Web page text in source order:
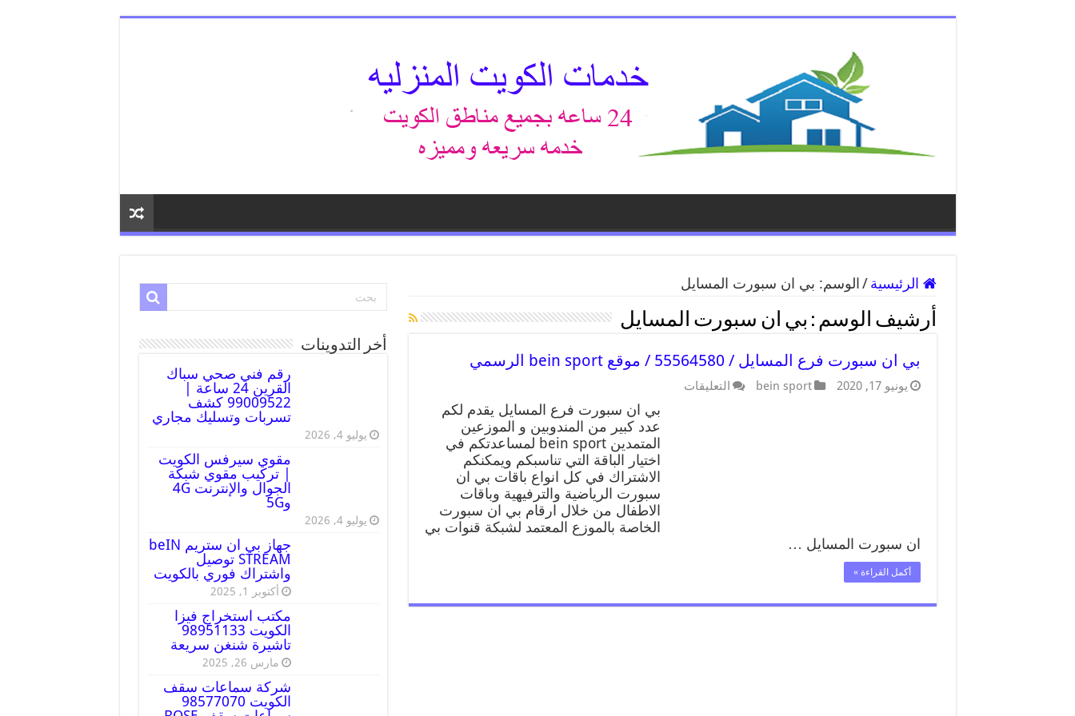
الرئيسية / الوسم: بي ان سبورت المسايل
أرشيف الوسم : بي ان سبورت المسايل
بي ان سبورت فرع المسايل / 55564580 / موقع bein sport الرسمي
يونيو 17, 2020 bein sport التعليقات
بي ان سبورت فرع المسايل يقدم لكم
عدد كبير من المندوبين و الموزعين
المتمدين bein sport لمساعدتكم في
اختيار الباقة التي تناسبكم ويمكنكم
الاشتراك في كل انواع باقات بي ان
سبورت الرياضية والترفيهية وباقات
الاطفال من خلال ارقام بي ان سبورت
الخاصة بالموزع المعتمد لشبكة قنوات بي
ان سبورت المسايل …
أكمل القراءة »
أخر التدوينات
رقم فني صحي سباك
القرين 24 ساعة |
99009522 كشف
تسربات وتسليك مجاري
يوليو 4, 2026
مقوي سيرفس الكويت
| تركيب مقوي شبكة
الجوال والإنترنت 4G
و5G
يوليو 4, 2026
جهاز بي ان ستريم beIN
STREAM توصيل
واشتراك فوري بالكويت
أكتوبر 1, 2025
مكتب استخراج فيزا
الكويت 98951133
تاشيرة شنغن سريعة
مارس 26, 2025
شركة سماعات سقف
الكويت 98577070